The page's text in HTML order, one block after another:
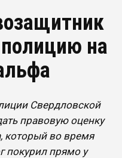
на
Свердловской
правовую оценку
который во время
покурил прямо у